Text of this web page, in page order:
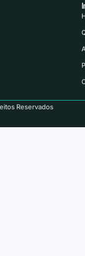
Reservados